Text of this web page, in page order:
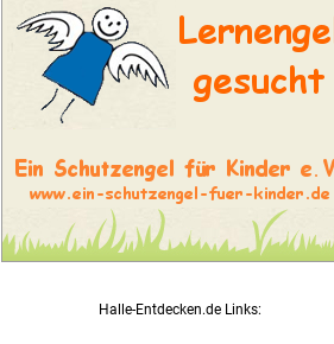
Halle-Entdecken.de Links: